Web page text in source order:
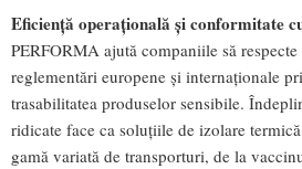
Eficiență operațională și conformitate
PERFORMA ajută companiile să
reglementări europene și internaționale
trasabilitatea produselor sensibile.
ridicate face ca soluțiile de izolare
gamă variată de transporturi, de la